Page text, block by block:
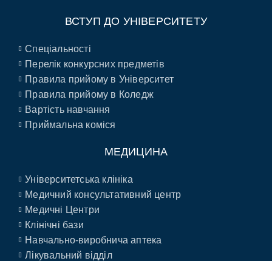
ВСТУП ДО УНІВЕРСИТЕТУ
Спеціальності
Перелік конкурсних предметів
Правила прийому в Університет
Правила прийому в Коледж
Вартість навчання
Приймальна коміся
МЕДИЦИНА
Університетська клініка
Медичний консультативний центр
Медичні Центри
Клінічні бази
Навчально-виробнича аптека
Лікувальний відділ